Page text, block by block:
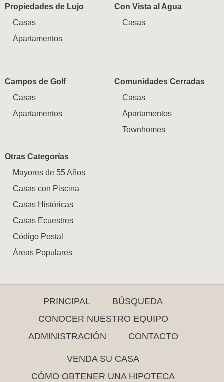
Propiedades de Lujo
Casas
Apartamentos
Con Vista al Agua
Casas
Campos de Golf
Casas
Apartamentos
Comunidades Cerradas
Casas
Apartamentos
Townhomes
Otras Categorías
Mayores de 55 Años
Casas con Piscina
Casas Históricas
Casas Ecuestres
Código Postal
Áreas Populares
PRINCIPAL
BÚSQUEDA
CONOCER NUESTRO EQUIPO
ADMINISTRACIÓN
CONTACTO
VENDA SU CASA
CÓMO OBTENER UNA HIPOTECA